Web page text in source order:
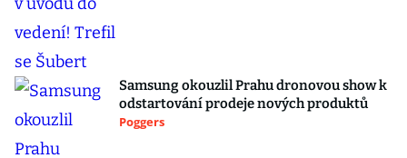
Samsung okouzlil Prahu dronovou show k
odstartování prodeje nových produktů
Poggers